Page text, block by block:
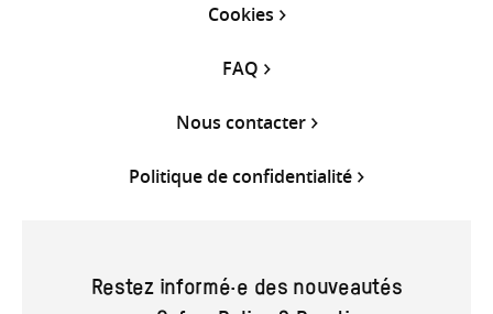
Cookies
FAQ
Nous contacter
Politique de confidentialité
Restez informé·e des nouveautés